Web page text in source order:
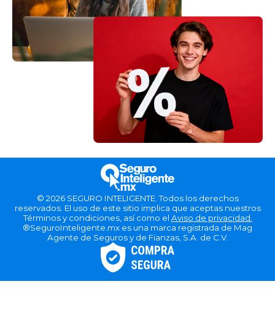
© 2026 SEGURO INTELIGENTE. Todos los derechos
reservados. El uso de este sitio implica que aceptas nuestros
Términos y condiciones, así como el Aviso de privacidad.
®SeguroInteligente.mx es una marca registrada de Mag
Agente de Seguros y de Fianzas, S.A. de C.V.